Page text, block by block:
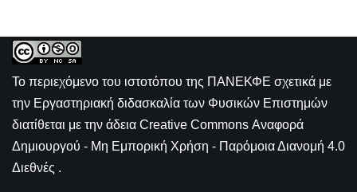
Το περιεχόμενο του ιστοτόπου της ΠΑΝΕΚΦΕ σχετικά με
την Εργαστηριακή διδασκαλία των Φυσικών Επιστημών
διατίθεται με την άδεια Creative Commons Αναφορά
Δημιουργού - Μη Εμπορική Χρήση - Παρόμοια Διανομή 4.0
Διεθνές .